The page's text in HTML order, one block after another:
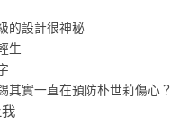
的設計很神秘
生
其實一直在預防朴世莉傷心？